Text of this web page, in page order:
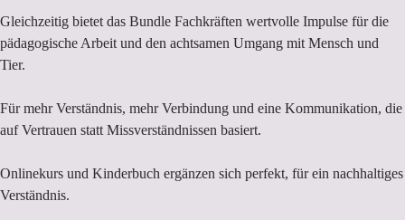
Gleichzeitig bietet das Bundle Fachkräften wertvolle Impulse für die
pädagogische Arbeit und den achtsamen Umgang mit Mensch und
Tier.
Für mehr Verständnis, mehr Verbindung und eine Kommunikation, die
auf Vertrauen statt Missverständnissen basiert.
Onlinekurs und Kinderbuch ergänzen sich perfekt, für ein nachhaltiges
Verständnis.